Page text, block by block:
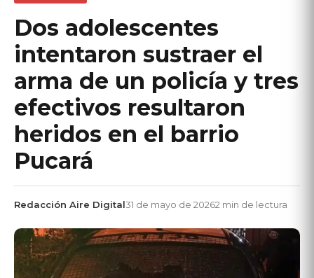
Dos adolescentes
intentaron sustraer el
arma de un policía y tres
efectivos resultaron
heridos en el barrio
Pucará
Redacción Aire Digital31 de mayo de 20262 min de lectura